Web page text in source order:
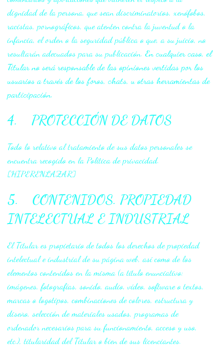
dignidad de la persona, que sean discriminatorios, xenófobos,
racistas, pornográficos, que atenten contra la juventud o la
infancia, el orden o la seguridad pública o que, a su juicio, no
resultarán adecuados para su publicación. En cualquier caso, el
Titular no será responsable de las opiniones vertidas por los
usuarios a través de los foros, chats, u otras herramientas de
participación.
4. PROTECCIÓN DE DATOS
Todo lo relativo al tratamiento de sus datos personales se
encuentra recogido en la Política de privacidad.
[HIPERENLAZAR]
5. CONTENIDOS. PROPIEDAD
INTELECTUAL E INDUSTRIAL
El Titular es propietario de todos los derechos de propiedad
intelectual e industrial de su página web, así como de los
elementos contenidos en la misma (a título enunciativo:
imágenes, fotografías, sonido, audio, vídeo, software o textos,
marcas o logotipos, combinaciones de colores, estructura y
diseño, selección de materiales usados, programas de
ordenador necesarios para su funcionamiento, acceso y uso,
etc.), titularidad del Titular o bien de sus licenciantes.